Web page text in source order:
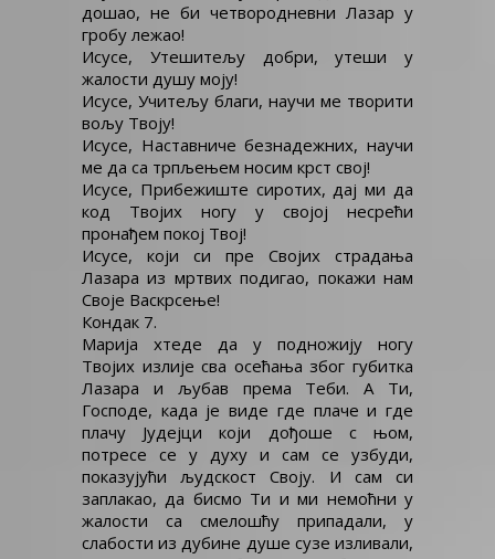
дошао, не би четвородневни Лазар у
гробу лежао!
Исусе, Утешитељу добри, утеши у
жалости душу моју!
Исусе, Учитељу благи, научи ме творити
вољу Твоју!
Исусе, Наставниче безнадежних, научи
ме да са трпљењем носим крст свој!
Исусе, Прибежиште сиротих, дај ми да
код Твојих ногу у својој несрећи
пронађем покој Твој!
Исусе, који си пре Својих страдања
Лазара из мртвих подигао, покажи нам
Своје Васкрсење!
Кондак 7.
Марија хтеде да у подножију ногу
Твојих излије сва осећања због губитка
Лазара и љубав према Теби. А Ти,
Господе, када је виде где плаче и где
плачу Јудејци који дођоше с њом,
потресе се у духу и сам се узбуди,
показујући људскост Своју. И сам си
заплакао, да бисмо Ти и ми немоћни у
жалости са смелошћу припадали, у
слабости из дубине душе сузе изливали,